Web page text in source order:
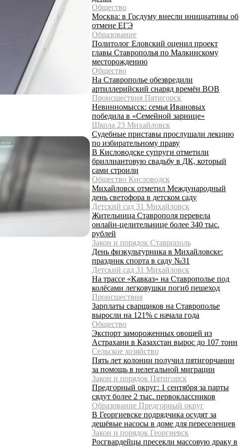
Общество
Москва: в Госдуму внесли инициативы об
отмене ЕГЭ
Образование
Политолог Еловский оценил проект
главы Ставрополья по Малкинскому
месторождению
Общество
На Ставрополье обезвредили
артиллерийский снаряд времён ВОВ
Происшествия Пятигорск
Невинномысск: семья Ивановых
победила в «Семейной зарнице»
Школа 23 Михайловск
Судебные приставы прослушали лекцию
по избирательному праву
В Кисловодске супруги отметили
бриллиантовую свадьбу в ДК, который
сами строили
Общество Кисловодск
Михайловск отметил Международный
день светофора в детском саду
Детский сад 31 Михайловск
Жительница Ставрополя перевела
онлайн-целительнице более 340 тыс.
рублей
Закон и порядок Ставрополь
День физкультурника в Михайловске:
праздник спорта в саду №31
Детский сад 31 Михайловск
На трассе «Кавказ» на Ставрополье под
колёсами легковушки погиб пешеход
Происшествия
Зарплаты сварщиков на Ставрополье
выросли на 121% с начала года
Общество
Экспорт замороженных овощей из
Астрахани в Казахстан вырос до 107 тонн
Сельское хозяйство
Пять лет колонии получил пятигорчанин
за помощь в нелегальной миграции
Закон и порядок Пятигорск
Предгорный округ: 1 сентября за парты
сядут более 2 тыс. первоклассников
Образование Предгорный округ
В Георгиевске подрядчика осудят за
дешёвые насосы в доме для переселенцев
Закон и порядок Георгиевск
Росгвардейцы пресекли массовую драку в